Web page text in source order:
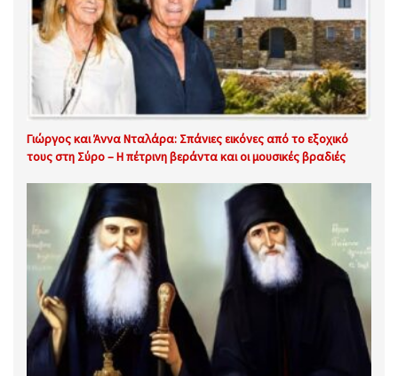
Γιώργος και Άννα Νταλάρα: Σπάνιες εικόνες από το εξοχικό
τους στη Σύρο – Η πέτρινη βεράντα και οι μουσικές βραδιές